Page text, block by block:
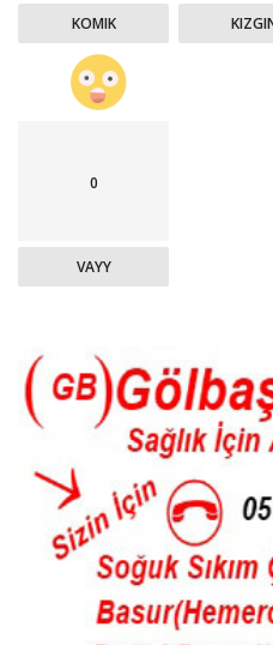
KOMIK
0
VAYY